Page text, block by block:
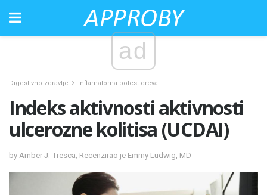
ad
Digestivno zdravlje Inflamatorna bolest creva
Indeks aktivnosti aktivnosti
ulcerozne kolitisa (UCDAI)
by Amber J. Tresca; Recenzirao je Emmy Ludwig, MD